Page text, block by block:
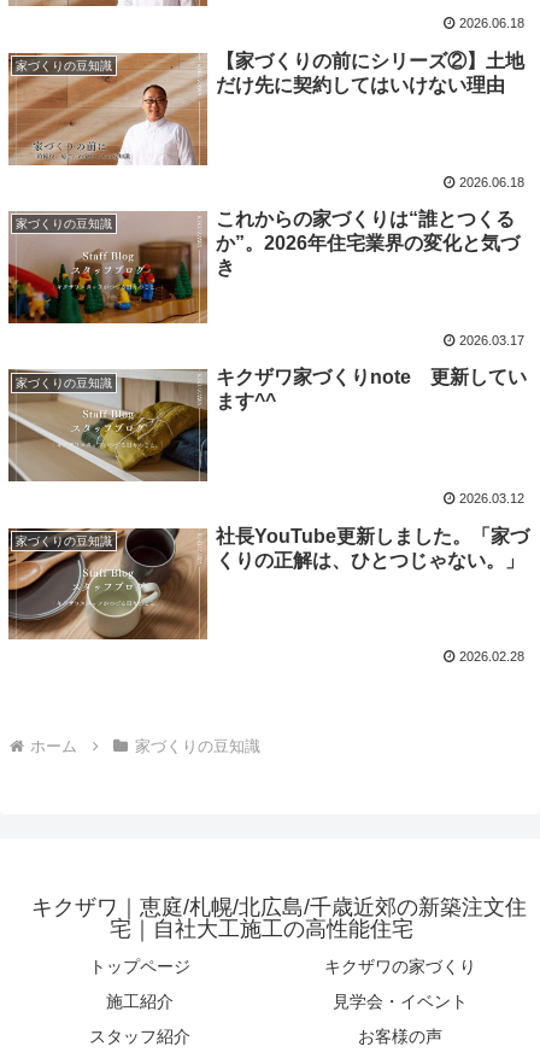
2026.06.18
家づくりの豆知識
【家づくりの前にシリーズ②】土地
だけ先に契約してはいけない理由
2026.06.18
家づくりの豆知識
これからの家づくりは“誰とつくる
か”。2026年住宅業界の変化と気づ
き
2026.03.17
家づくりの豆知識
キクザワ家づくりnote 更新してい
ます^^
2026.03.12
家づくりの豆知識
社長YouTube更新しました。「家づ
くりの正解は、ひとつじゃない。」
2026.02.28
ホーム 家づくりの豆知識
キクザワ｜恵庭/札幌/北広島/千歳近郊の新築注文住
宅｜自社大工施工の高性能住宅
トップページ
キクザワの家づくり
施工紹介
見学会・イベント
スタッフ紹介
お客様の声